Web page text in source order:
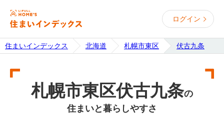
ログイン
住まいインデックス 北海道 札幌市東区 伏古九条
札幌市東区伏古九条の
住まいと暮らしやすさ